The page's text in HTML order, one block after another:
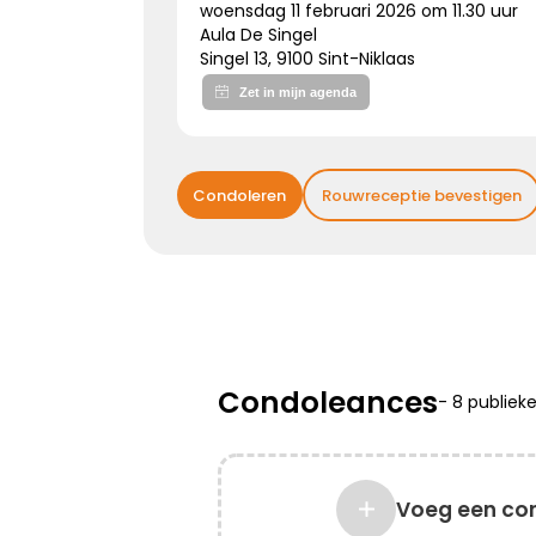
woensdag 11 februari 2026 om 11.30 uur
Aula De Singel
Singel 13, 9100 Sint-Niklaas
Condoleren Rouwreceptie bevestigen
Condoleances-8
Voeg een
Kies dit gedicht
Bijzonder persoon gemist